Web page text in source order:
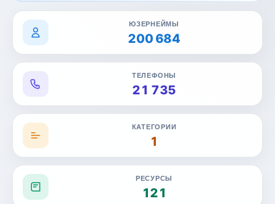
Журналистика
ЮЗЕРНЕЙМЫ
200 684
ТЕЛЕФОНЫ
21 735
КАТЕГОРИИ
1
РЕСУРСЫ
121